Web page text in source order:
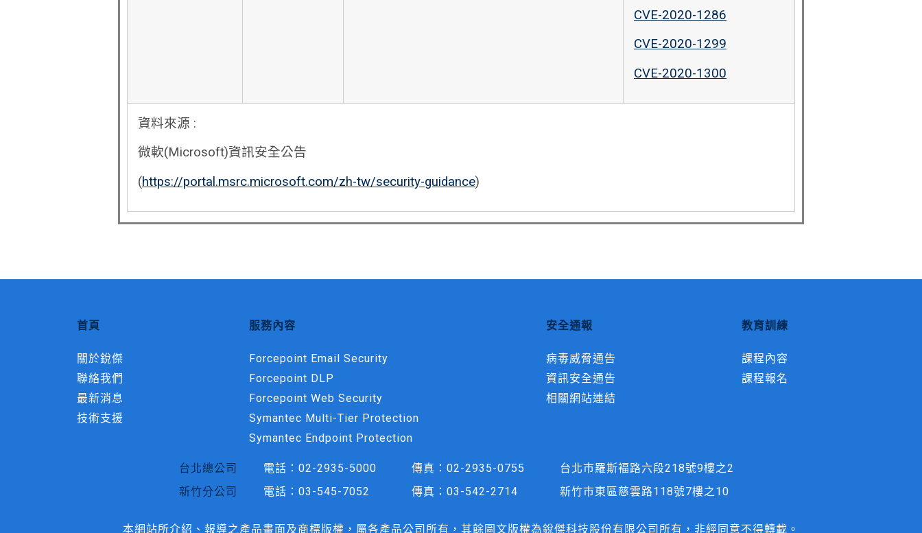
CVE-2020-1286
CVE-2020-1299
CVE-2020-1300
資料來源 :
微軟(Microsoft)資訊安全公告
(https://portal.msrc.microsoft.com/zh-tw/security-guidance)
首頁
關於銳傑
聯絡我們
最新消息
技術支援
服務內容
Forcepoint Email Security
Forcepoint DLP
Forcepoint Web Security
Symantec Multi-Tier Protection
Symantec Endpoint Protection
安全通報
病毒威脅通告
資訊安全通告
相關網站連結
教育訓練
課程內容
課程報名
台北總公司 電話： 02-2935-5000 傳真： 02-2935-0755
台北市羅斯褔路六段218號9樓之2
新竹分公司
電話： 03-545-7052 傳真： 03-542-2714 新竹市東區慈雲路118號7樓之10
本網站所介紹、報導之產品畫面及商標版權，屬各產品公司所有，其餘圖文版權為銳傑科技股份有限公司所有，非經同意不得轉載。